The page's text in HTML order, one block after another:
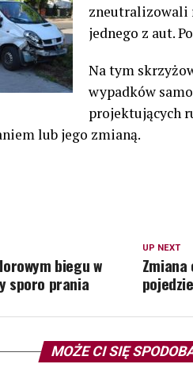
zneutralizowali
jednego z aut.
Na tym
wypadków
projektujących
lub jego zmianą.
UP NEXT
biegu w
sporo prania
MOŻE CI SIĘ